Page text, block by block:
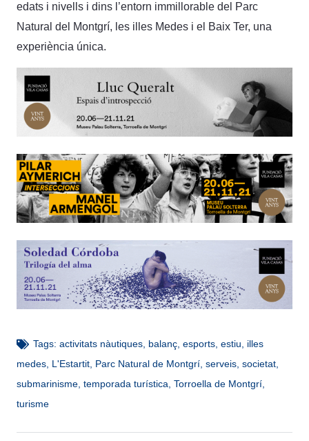
edats i nivells i dins l’entorn immillorable del Parc
Natural del Montgrí, les illes Medes i el Baix Ter, una
experiència única.
Tags: activitats nàutiques, balanç, esports, estiu, illes
medes, L'Estartit, Parc Natural de Montgrí, serveis, societat,
submarinisme, temporada turística, Torroella de Montgrí,
turisme